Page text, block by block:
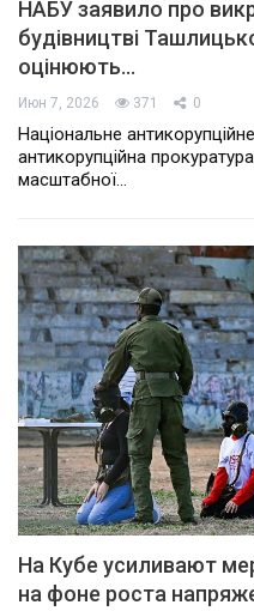
НАБУ заявило про
будівництві
оцінюють…
Июн 7, 2026 371 0
Національне
антикорупційна
масштабної…
На Кубе усиливают
на фоне роста